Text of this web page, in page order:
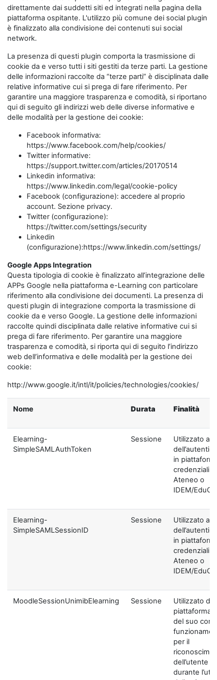
direttamente dai suddetti siti ed integrati nella pagina della
piattaforma ospitante. L'utilizzo più comune dei social plugin
è finalizzato alla condivisione dei contenuti sui social
network.
La presenza di questi plugin comporta la trasmissione di
cookie da e verso tutti i siti gestiti da terze parti. La gestione
delle informazioni raccolte da “terze parti” è disciplinata dalle
relative informative cui si prega di fare riferimento. Per
garantire una maggiore trasparenza e comodità, si riportano
qui di seguito gli indirizzi web delle diverse informative e
delle modalità per la gestione dei cookie:
Facebook informativa:
https://www.facebook.com/help/cookies/
Twitter informative:
https://support.twitter.com/articles/20170514
Linkedin informativa:
https://www.linkedin.com/legal/cookie-policy
Facebook (configurazione): accedere al proprio
account. Sezione privacy.
Twitter (configurazione):
https://twitter.com/settings/security
Linkedin
(configurazione):https://www.linkedin.com/settings/
Google Apps Integration
Questa tipologia di cookie è finalizzato all’integrazione delle
APPs Google nella piattaforma e-Learning con particolare
riferimento alla condivisione dei documenti. La presenza di
questi plugin di integrazione comporta la trasmissione di
cookie da e verso Google. La gestione delle informazioni
raccolte quindi disciplinata dalle relative informative cui si
prega di fare riferimento. Per garantire una maggiore
trasparenza e comodità, si riporta qui di seguito l’indirizzo
web dell’informativa e delle modalità per la gestione dei
cookie:
http://www.google.it/intl/it/policies/technologies/cookies/
Nome Durata Finalità
Elearning-
SimpleSAMLAuthToken
Sessione
Utilizzato ai
in
credenziali di
Ateneo o
IDEM/
Elearning-
SimpleSAMLSessionID
Sessione
Utilizzato ai
in
credenziali di
Ateneo o
IDEM/
MoodleSessionUnimibElearning Sessione
Utilizzato
piattaforma
del suo
per il
dell’utente
durante